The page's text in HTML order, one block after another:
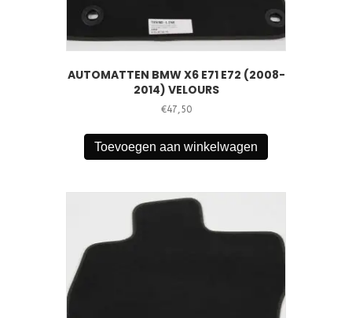
AUTOMATTEN BMW X6 E71 E72 (2008-
2014) VELOURS
€47,50
Toevoegen aan winkelwagen